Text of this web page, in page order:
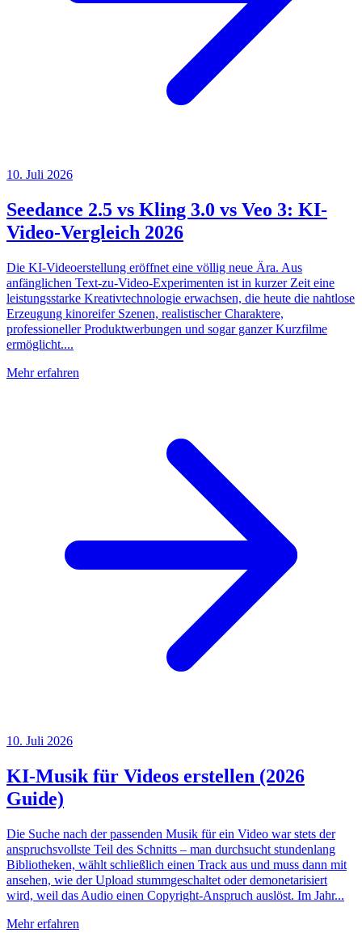
10. Juli 2026
Seedance 2.5 vs Kling 3.0 vs Veo 3: KI-
Video-Vergleich 2026
Die KI-Videoerstellung eröffnet eine völlig neue Ära. Aus
anfänglichen Text-zu-Video-Experimenten ist in kurzer Zeit eine
leistungsstarke Kreativtechnologie erwachsen, die heute die nahtlose
Erzeugung kinoreifer Szenen, realistischer Charaktere,
professioneller Produktwerbungen und sogar ganzer Kurzfilme
ermöglicht....
Mehr erfahren
10. Juli 2026
KI-Musik für Videos erstellen (2026
Guide)
Die Suche nach der passenden Musik für ein Video war stets der
anspruchsvollste Teil des Schnitts – man durchsucht stundenlang
Bibliotheken, wählt schließlich einen Track aus und muss dann mit
ansehen, wie der Upload stummgeschaltet oder demonetarisiert
wird, weil das Audio einen Copyright-Anspruch auslöst. Im Jahr...
Mehr erfahren